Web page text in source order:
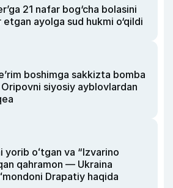
21 nafar bog‘cha bolasini
ayolga sud hukmi o‘qildi
boshimga sakkizta bomba
Oripovni siyosiy ayblovlardan
yorib oʻtgan va “Izvarino
qahramon — Ukraina
Drapatiy haqida